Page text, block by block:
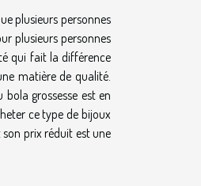
plusieurs personnes
plusieurs personnes
qui fait la différence
matière de qualité.
grossesse est en
ce type de bijoux
prix réduit est une